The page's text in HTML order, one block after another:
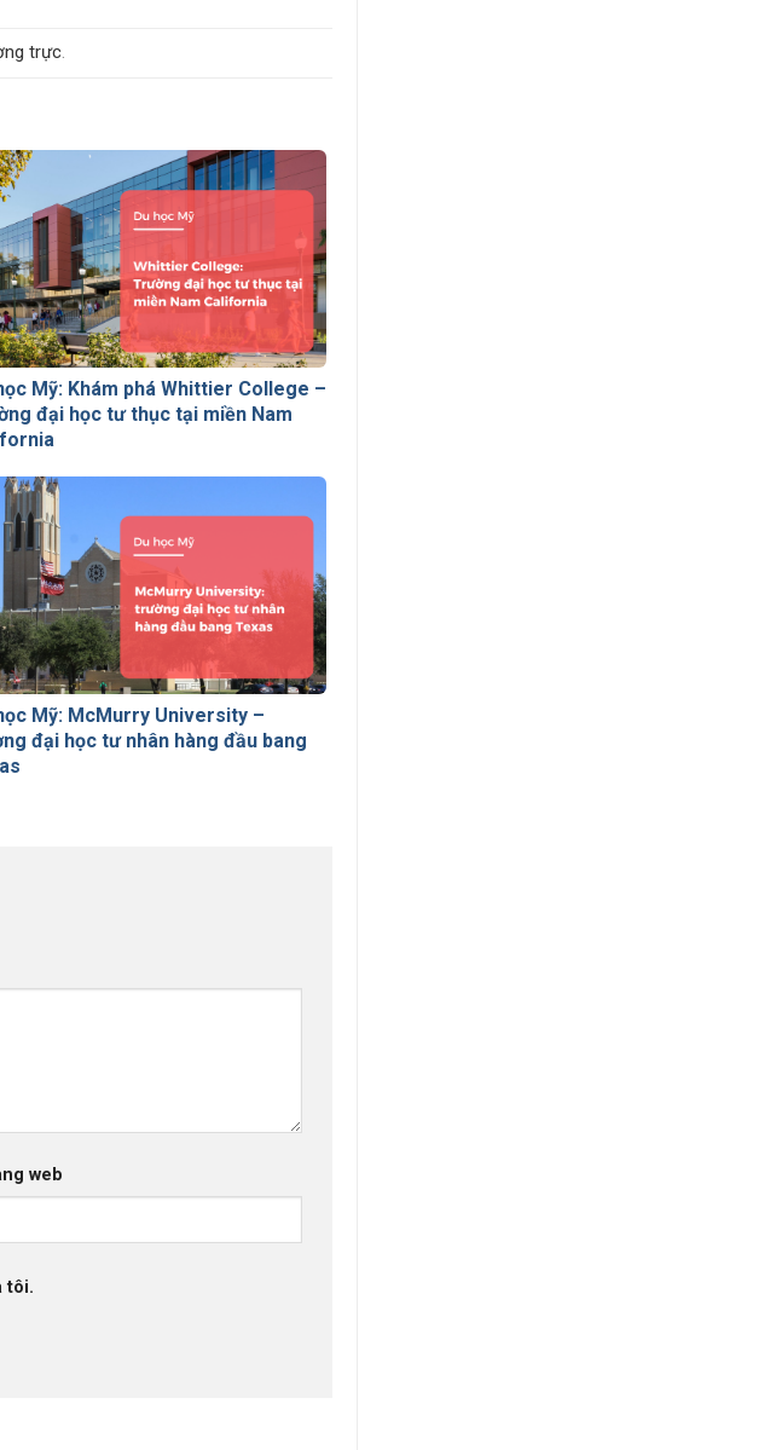
trực.
Mỹ: Khám phá Whittier College –
đại học tư thục tại miền Nam
Mỹ: McMurry University –
đại học tư nhân hàng đầu bang
web
tôi.